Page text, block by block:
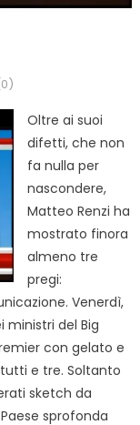
Oltre ai suoi
difetti, che non
fa nulla per
nascondere,
Matteo Renzi ha
mostrato finora
almeno tre
pregi:
Venerdì,
ministri del Big
con gelato e
e tre. Soltanto
sketch da
sprofonda